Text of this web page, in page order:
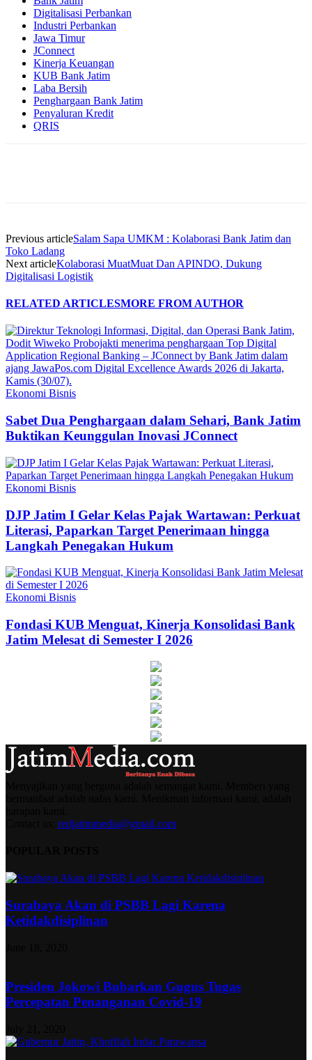
Digitalisasi Perbankan
Industri Perbankan
Jawa Timur
JConnect
Kinerja Keuangan
KUB Bank Jatim
Laba Bersih
Penghargaan Bank Jatim
Penyaluran Kredit
QRIS
Previous articleSalam Sapa UMKM : Kolaborasi Bank Jatim dan
Toko Ladang
Next articleKolaborasi MuatMuat Dan APINDO, Dukung
Digitalisasi Logistik
RELATED ARTICLESMORE FROM AUTHOR
Ekonomi Bisnis
Sabet Dua Penghargaan dalam Sehari, Bank Jatim
Buktikan Keunggulan Inovasi JConnect
Ekonomi Bisnis
DJP Jatim I Gelar Kelas Pajak Wartawan: Perkuat
Literasi, Paparkan Target Penerimaan hingga
Langkah Penegakan Hukum
Ekonomi Bisnis
Fondasi KUB Menguat, Kinerja Konsolidasi Bank
Jatim Melesat di Semester I 2026
redjatimmedia@gmail.com
Surabaya Akan di PSBB Lagi Karena
Ketidakdisiplinan
Presiden Jokowi Bubarkan Gugus Tugas
Percepatan Penanganan Covid-19